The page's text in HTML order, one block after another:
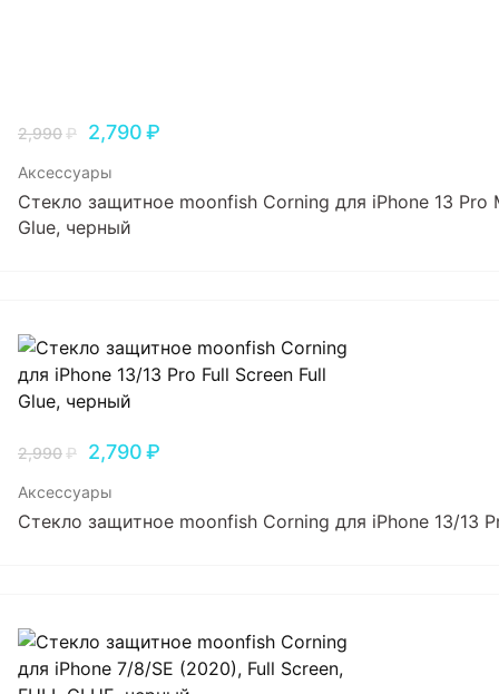
2,990₽ 2,790₽
Аксессуары
Стекло защитное moonfish Corning для iPhone 13 Pro
Glue, черный
2,990₽ 2,790₽
Аксессуары
Стекло защитное moonfish Corning для iPhone 13/13